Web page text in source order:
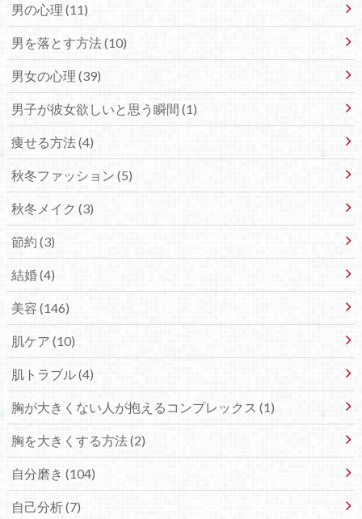
男の心理 (11)
男を落とす方法 (10)
男女の心理 (39)
男子が彼女欲しいと思う瞬間 (1)
痩せる方法 (4)
秋冬ファッション (5)
秋冬メイク (3)
節約 (3)
結婚 (4)
美容 (146)
肌ケア (10)
肌トラブル (4)
胸が大きくない人が抱えるコンプレックス (1)
胸を大きくする方法 (2)
自分磨き (104)
自己分析 (7)